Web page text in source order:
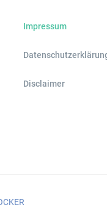
Impressum
Disclaimer